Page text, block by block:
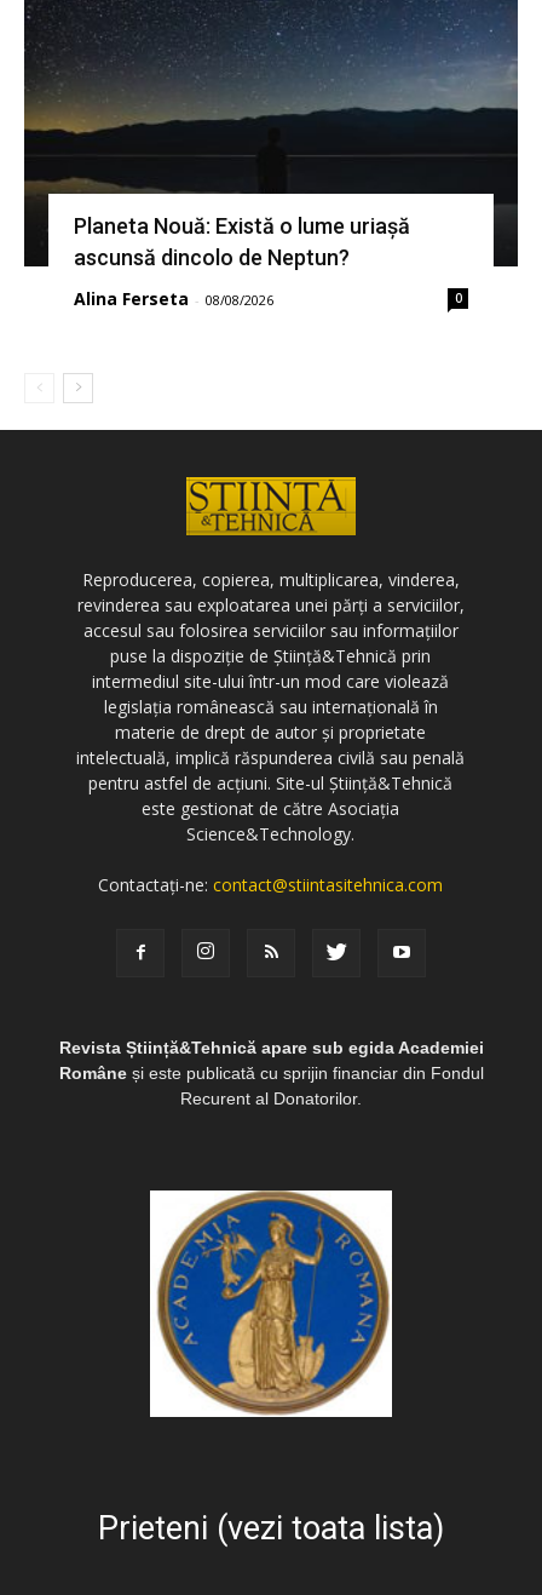
Planeta Nouă: Există o lume uriașă
ascunsă dincolo de Neptun?
Alina Ferseta - 08/08/2026 0
Reproducerea, copierea, multiplicarea, vinderea,
revinderea sau exploatarea unei părți a serviciilor,
accesul sau folosirea serviciilor sau informațiilor
puse la dispoziție de Știință&Tehnică prin
intermediul site-ului într-un mod care violează
legislația românească sau internațională în
materie de drept de autor și proprietate
intelectuală, implică răspunderea civilă sau penală
pentru astfel de acțiuni. Site-ul Știință&Tehnică
este gestionat de către Asociația
Science&Technology.
Contactați-ne:contact@stiintasitehnica.com
Revista Știință&Tehnică apare sub egida Academiei
Româneși este publicată cu sprijin financiar din Fondul
Recurent al Donatorilor.
Prieteni (vezi toata lista)